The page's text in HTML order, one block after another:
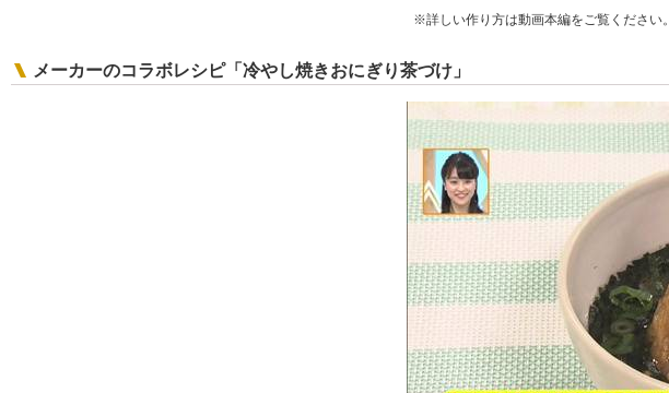
※詳しい作り方は動画本編をご覧ください。
メーカーのコラボレシピ「冷やし焼きおにぎり茶づけ」